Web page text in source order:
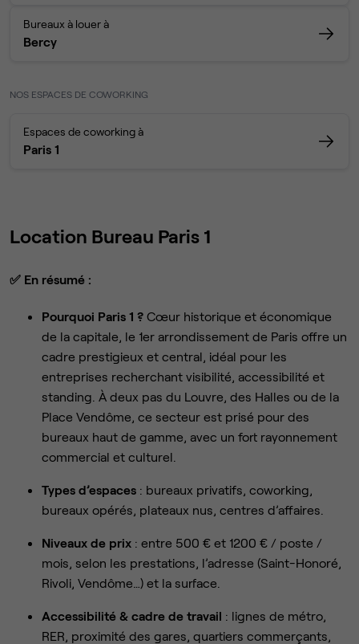
Bureaux à louer à
Bercy
NOS ESPACES DE COWORKING
Espaces de coworking à
Paris 1
Location Bureau Paris 1
✅ En résumé :
Pourquoi Paris 1 ? Cœur historique et économique
de la capitale, le 1er arrondissement de Paris offre un
cadre prestigieux et central, idéal pour les
entreprises recherchant visibilité, accessibilité et
standing. À deux pas du Louvre, des Halles ou de la
Place Vendôme, ce secteur est prisé pour des
bureaux haut de gamme, avec un fort rayonnement
commercial et culturel.
Types d’espaces : bureaux privatifs, coworking,
bureaux opérés, plateaux nus, centres d’affaires.
Niveaux de prix : entre 500 € et 1200 € / poste /
mois, selon les prestations, l’adresse (Saint-Honoré,
Rivoli, Vendôme…) et la surface.
Accessibilité & cadre de travail : lignes de métro,
RER, proximité des gares, quartiers commerçants,